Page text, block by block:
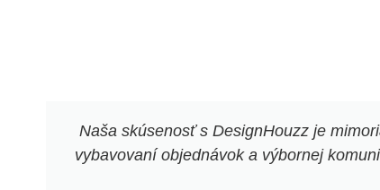
Naša skúsenosť s DesignHouzz je
vybavovaní objednávok a výbornej